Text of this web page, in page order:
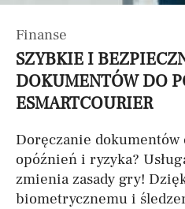
Finanse
SZYBKIE I
DOKUMENTÓW DO
ESMARTCOURIER
Doręczanie dokumentów
opóźnień i ryzyka?
zmienia zasady gry!
biometrycznemu i